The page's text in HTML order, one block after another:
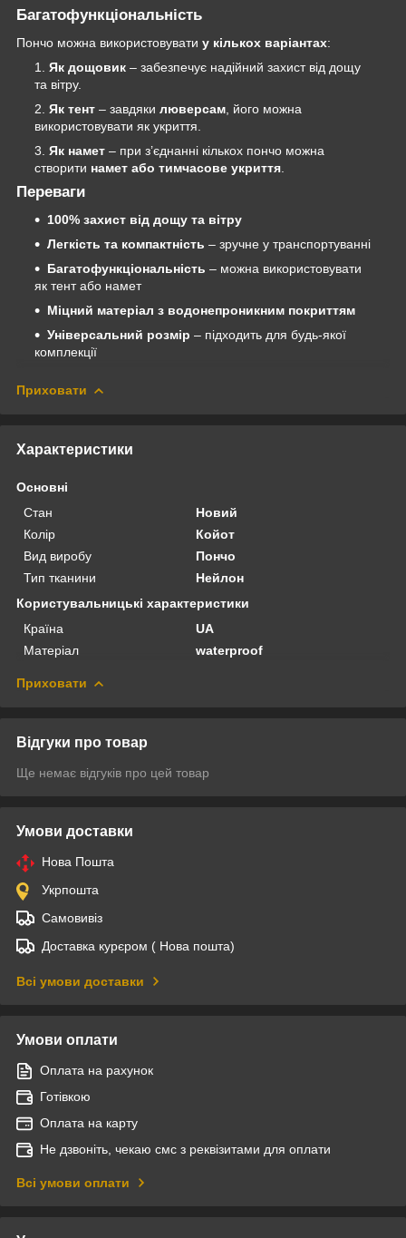
Багатофункціональність
Пончо можна використовувати у кількох варіантах:
Як дощовик – забезпечує надійний захист від дощу
та вітру.
Як тент – завдяки люверсам , його можна
використовувати як укриття.
Як намет – при з’єднанні кількох пончо можна
створити намет або тимчасове укриття
Переваги
100% захист від дощу та вітру
Легкість та компактність – зручне у транспортуванні
Багатофункціональність – можна використовувати
як тент або намет
Міцний матеріал з водонепроникним покриттям
Універсальний розмір – підходить для будь-якої
комплекції
Приховати
Характеристики
Основні
Стан
Новий
Колір
Койот
Вид виробу
Пончо
Тип тканини
Нейлон
Користувальницькі характеристики
Країна
UA
Матеріал
waterproof
Приховати
Відгуки про товар
Ще немає відгуків про цей товар
Умови доставки
Нова Пошта
Укрпошта
Самовивіз
Доставка курєром ( Нова пошта)
Всі умови доставки
Умови оплати
Оплата на рахунок
Готівкою
Оплата на карту
Не дзвоніть, чекаю смс з реквізитами для оплати
Всі умови оплати